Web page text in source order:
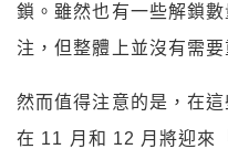
鎖。雖然也有一些解鎖
注，但整體上並沒有需要
然而值得注意的是，在
在 11 月和 12 月將迎來